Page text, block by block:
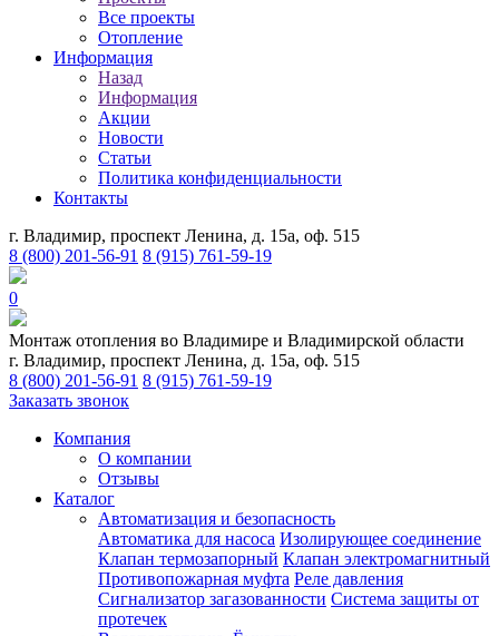
Все проекты
Отопление
Информация
Назад
Информация
Акции
Новости
Статьи
Политика конфиденциальности
Контакты
г. Владимир, проспект Ленина, д. 15а, оф. 515
8 (800) 201-56-91 8 (915) 761-59-19
0
Монтаж отопления во Владимире и Владимирской области
г. Владимир, проспект Ленина, д. 15а, оф. 515
8 (800) 201-56-91 8 (915) 761-59-19
Заказать звонок
Компания
О компании
Отзывы
Каталог
Автоматизация и безопасность
Автоматика для насоса Изолирующее соединение
Клапан термозапорный Клапан электромагнитный
Противопожарная муфта Реле давления
Сигнализатор загазованности Система защиты от
протечек